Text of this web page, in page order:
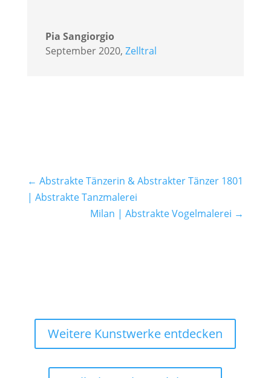
Pia Sangiorgio
September 2020, Zelltral
← Abstrakte Tänzerin & Abstrakter Tänzer 1801
| Abstrakte Tanzmalerei
Milan | Abstrakte Vogelmalerei →
Weitere Kunstwerke entdecken